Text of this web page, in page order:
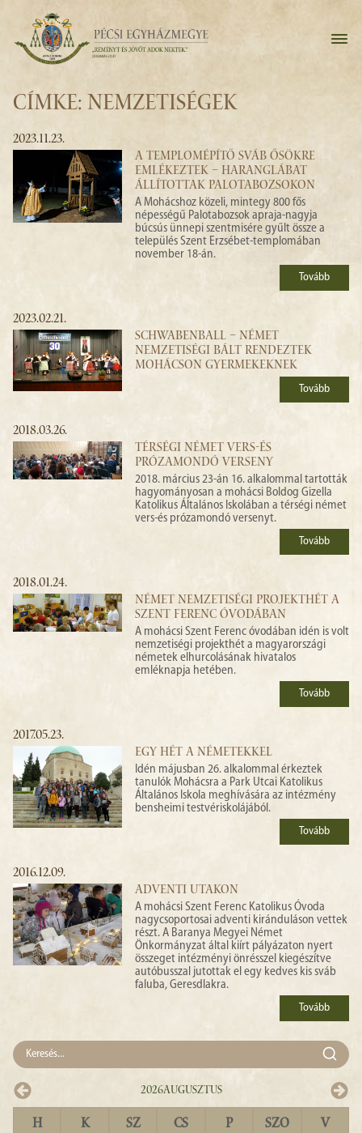
CÍMKE: NEMZETISÉGEK
2023.11.23.
A TEMPLOMÉPÍTŐ SVÁB ŐSÖKRE
EMLÉKEZTEK – HARANGLÁBAT
ÁLLÍTOTTAK PALOTABOZSOKON
A Mohácshoz közeli, mintegy 800 fős
népességű Palotabozsok apraja-nagyja
búcsús ünnepi szentmisére gyűlt össze a
település Szent Erzsébet-templomában
november 18-án.
Tovább
2023.02.21.
SCHWABENBALL – NÉMET
NEMZETISÉGI BÁLT RENDEZTEK
MOHÁCSON GYERMEKEKNEK
Tovább
2018.03.26.
TÉRSÉGI NÉMET VERS-ÉS
PRÓZAMONDÓ VERSENY
2018. március 23-án 16. alkalommal tartották
hagyományosan a mohácsi Boldog Gizella
Katolikus Általános Iskolában a térségi német
vers-és prózamondó versenyt.
Tovább
2018.01.24.
NÉMET NEMZETISÉGI PROJEKTHÉT A
SZENT FERENC ÓVODÁBAN
A mohácsi Szent Ferenc óvodában idén is volt
nemzetiségi projekthét a magyarországi
németek elhurcolásának hivatalos
emléknapja hetében.
Tovább
2017.05.23.
EGY HÉT A NÉMETEKKEL
Idén májusban 26. alkalommal érkeztek
tanulók Mohácsra a Park Utcai Katolikus
Általános Iskola meghívására az intézmény
bensheimi testvériskolájából.
Tovább
2016.12.09.
ADVENTI UTAKON
A mohácsi Szent Ferenc Katolikus Óvoda
nagycsoportosai adventi kiránduláson vettek
részt. A Baranya Megyei Német
Önkormányzat által kiírt pályázaton nyert
összeget intézményi önrésszel kiegészítve
autóbusszal jutottak el egy kedves kis sváb
faluba, Geresdlakra.
Tovább
2026Augusztus
H K SZ CS P SZO V